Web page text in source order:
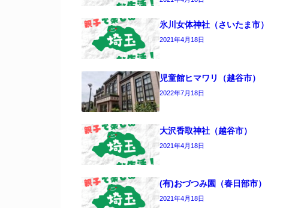
氷川女体神社（さいたま市）
2021年4月18日
児童館ヒマワリ（越谷市）
2022年7月18日
大沢香取神社（越谷市）
2021年4月18日
(有)おづつみ園（春日部市）
2021年4月18日